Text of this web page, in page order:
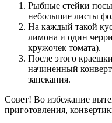
Рыбные стейки
небольшие листы
На каждый такой
лимона и один
кружочек томата).
После этого
начиненный
запекания.
Совет! Во избежание
приготовления,